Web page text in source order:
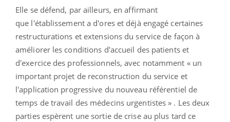
Elle se défend, par ailleurs, en affirmant
que l'établissement a d'ores et déjà engagé certaines
restructurations et extensions du service de façon à
améliorer les conditions d'accueil des patients et
d'exercice des professionnels, avec notamment « un
important projet de reconstruction du service et
l'application progressive du nouveau référentiel de
temps de travail des médecins urgentistes » . Les deux
parties espèrent une sortie de crise au plus tard ce